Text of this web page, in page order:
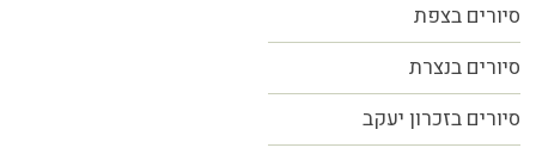
סיורים בצפת
סיורים בנצרת
סיורים בזכרון יעקב